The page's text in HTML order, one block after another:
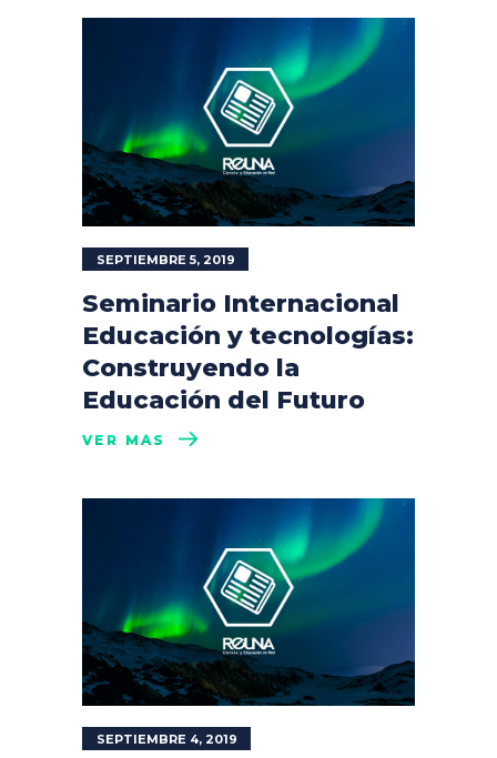
SEPTIEMBRE 5, 2019
Seminario Internacional
Educación y tecnologías:
Construyendo la
Educación del Futuro
VER MÁS
SEPTIEMBRE 4, 2019